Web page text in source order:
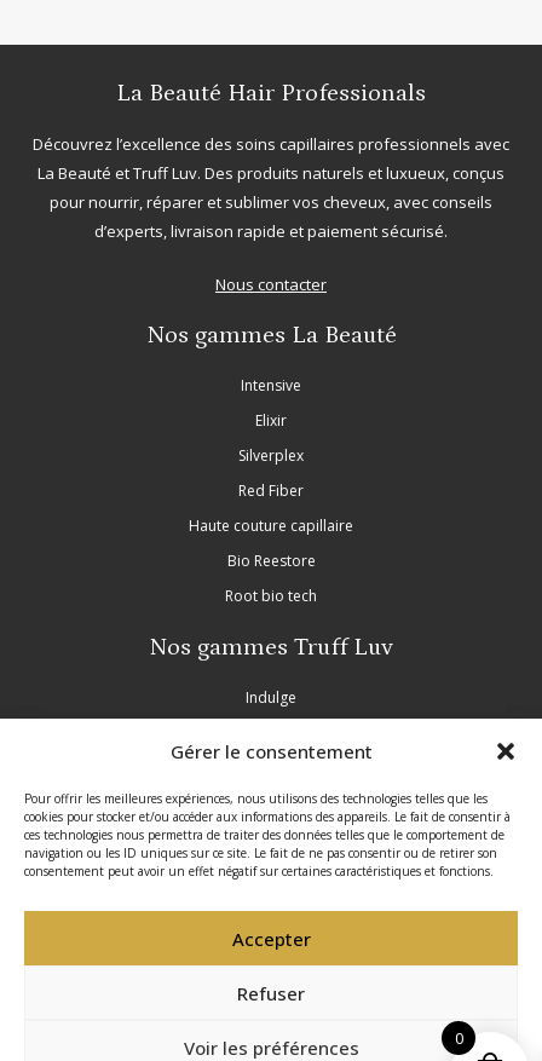
Gérer le consentement
Pour offrir les meilleures expériences, nous utilisons des technologies telles que les
cookies pour stocker et/ou accéder aux informations des appareils. Le fait de consentir à
ces technologies nous permettra de traiter des données telles que le comportement de
navigation ou les ID uniques sur ce site. Le fait de ne pas consentir ou de retirer son
consentement peut avoir un effet négatif sur certaines caractéristiques et fonctions.
Accepter
Refuser
Voir les préférences
La Beauté Hair Professionals
Découvrez l’excellence des soins capillaires professionnels avec
La Beauté etTruff Luv. Des produits naturels et luxueux, conçus
pour nourrir, réparer et sublimer vos cheveux, avec conseils
d’experts, livraison rapide et paiement sécurisé.
Nous contacter
Nos gammes La Beauté
Intensive
Elixir
Silverplex
Red Fiber
Haute couture capillaire
Bio Reestore
Root bio tech
Nos gammes Truff Luv
Indulge
Partie légale
Mentions légales
Conditions générales de vente
0
Profitez d’offres exclusives tout au long de l’année,
découvrez nos nouveautés en avant-première et
recevez nos conseils professionnels.
Envoyer votre message